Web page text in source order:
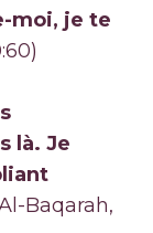
moi, je te
là. Je
Baqarah,